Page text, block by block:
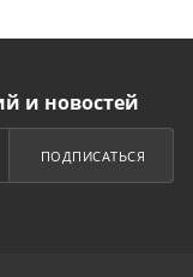
и новостей
ПОДПИСАТЬСЯ